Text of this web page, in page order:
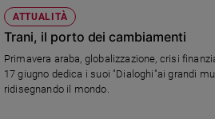
Santo
del
giorno
Società
e
ATTUALITÀ
Trani, il porto dei cambiamenti
Primavera araba, globalizzazione, crisi
17 giugno dedica i suoi "Dialoghi"ai grandi
ridisegnando il mondo.